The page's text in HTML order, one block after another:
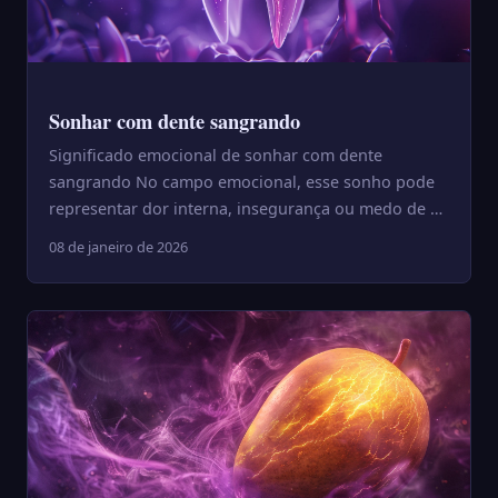
Sonhar com dente sangrando
Significado emocional de sonhar com dente
sangrando No campo emocional, esse sonho pode
representar dor interna, insegurança ou medo de se
08 de janeiro de 2026